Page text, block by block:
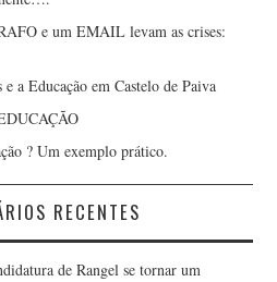
e um EMAIL levam as crises:
a Educação em Castelo de Paiva
? Um exemplo prático.
RECENTES
de Rangel se tornar um